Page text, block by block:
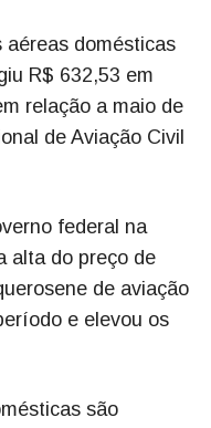
aéreas domésticas
R$ 632,53 em
relação a maio de
de Aviação Civil
federal na
alta do preço de
de aviação
e elevou os
são